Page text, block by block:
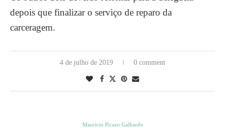
depois que finalizar o serviço de reparo da
carceragem.
4 de julho de 2019 0 comment
Mauricio Picazo Galhardo